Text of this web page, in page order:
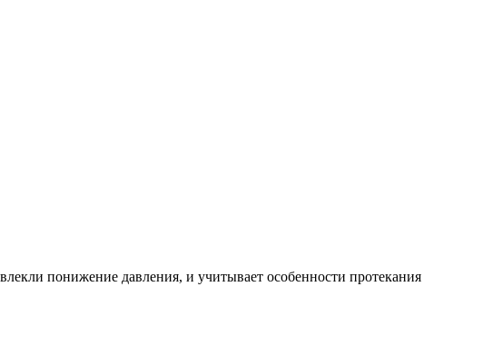
понижение давления, и учитывает особенности протекания